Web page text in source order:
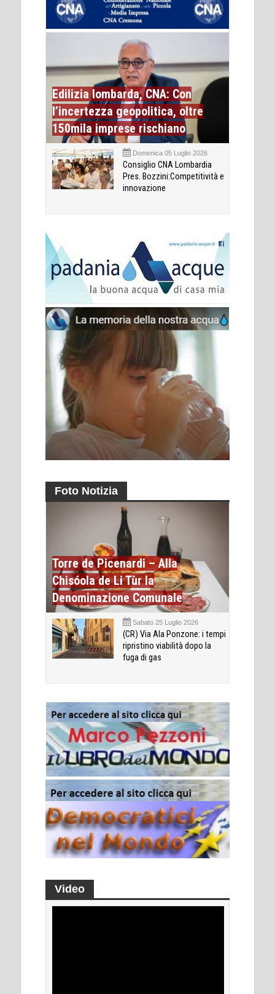
Edilizia lombarda, CNA: Con
l’incertezza geopolitica, oltre
150mila imprese rischiano
Domenica 05 Luglio 2026
Consiglio CNA Lombardia
Pres. Bozzini:Competitività e
innovazione
Foto Notizia
Torre de Picenardi – Alla
Chisóola de Li Tùr la
Denominazione Comunale
Sabato 25 Luglio 2026
(CR) Via Ala Ponzone: i tempi
ripristino viabilità dopo la
fuga di gas
Video